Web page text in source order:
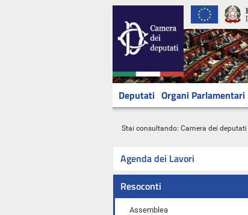
Deputati Organi Parlamentari
Stai consultando: Camera dei deputati
Agenda dei Lavori
Resoconti
Assemblea